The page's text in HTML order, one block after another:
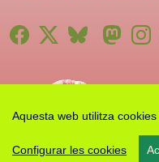
Aquesta web utilitza
Configurar les cookies